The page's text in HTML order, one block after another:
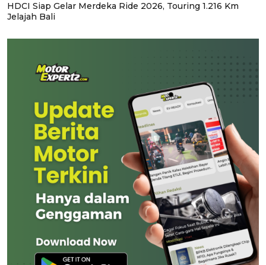
HDCI Siap Gelar Merdeka Ride 2026, Touring 1.216 Km
Jelajah Bali